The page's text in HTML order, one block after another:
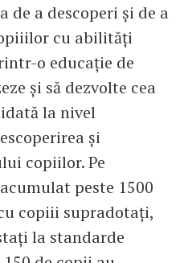
a descoperi şi de a
cu abilităţi
o educaţie de
şi să dezvolte cea
la nivel
şi
copiilor. Pe
peste 1500
copiii supradotați,
la standarde